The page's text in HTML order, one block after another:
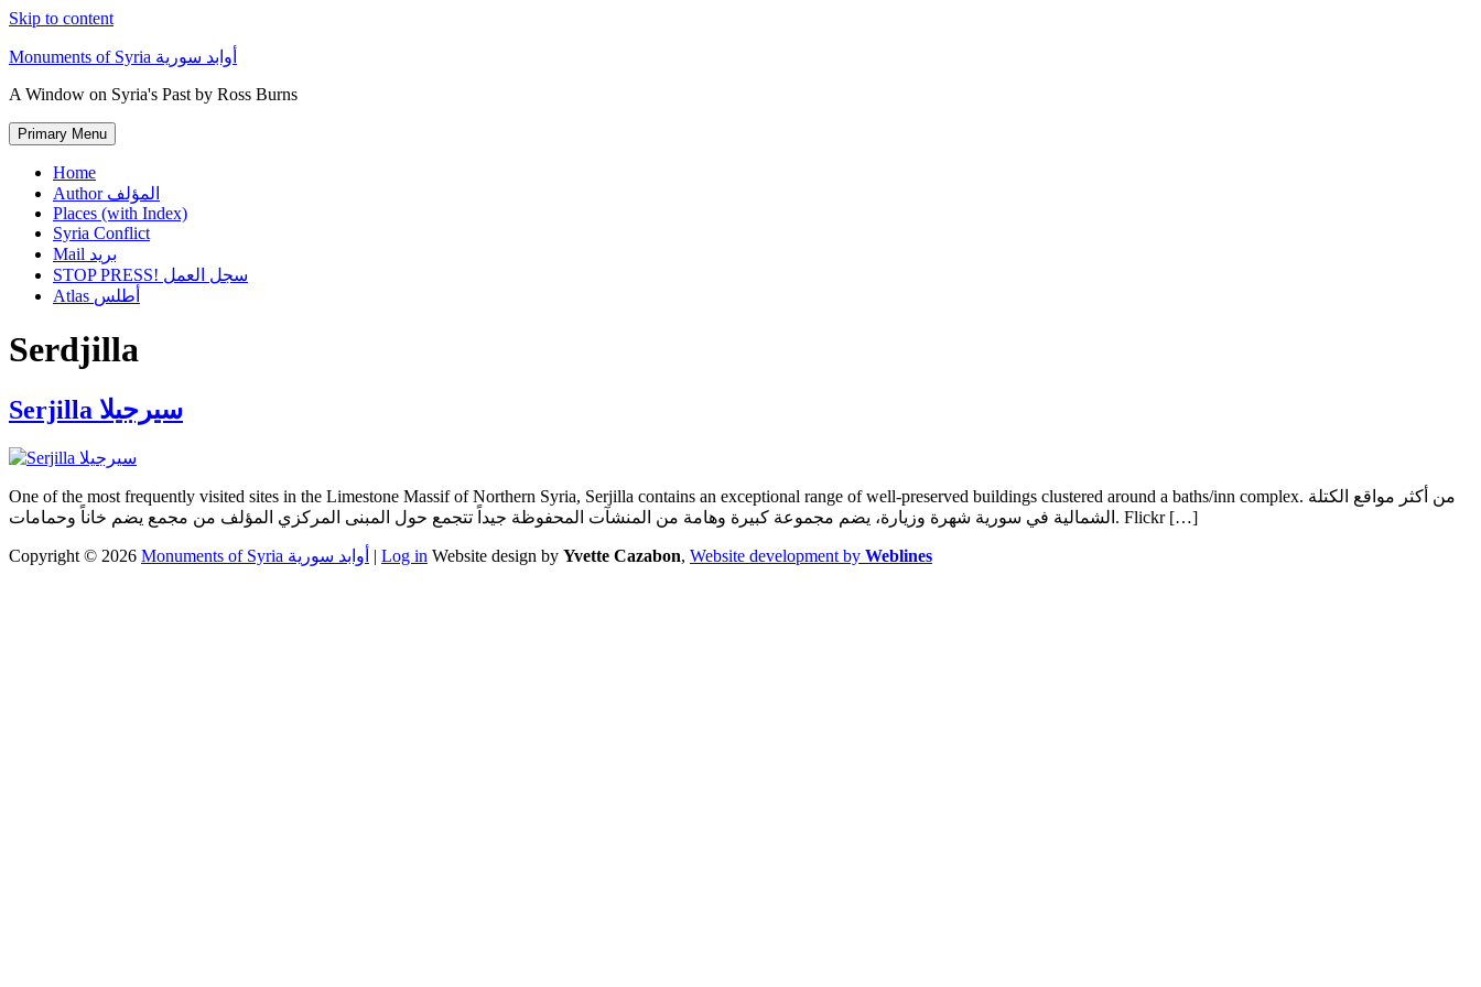
Skip to content
Monuments of Syria أوابد سورية
A Window on Syria's Past by Ross Burns
Primary Menu
Home
Author المؤلف
Places (with Index)
Syria Conflict
Mail بريد
STOP PRESS! سجل العمل
Atlas أطلس
Serdjilla
One of the most frequently visited sites in the Limestone Massif of Northern Syria, Serjilla contains an exceptional range of well-preserved buildings clustered around a baths/inn complex. من أكثر مواقع الكتلة
الشمالية في سورية شهرة وزيارة، يضم مجموعة كبيرة وهامة من المنشآت المحفوظة جيداً تتجمع حول المبنى المركزي المؤلف من مجمع يضم خاناً وحمامات. Flickr […]
Copyright © 2026 Monuments of Syria أوابد سورية | Log in Website design by Yvette Cazabon, Website development by Weblines